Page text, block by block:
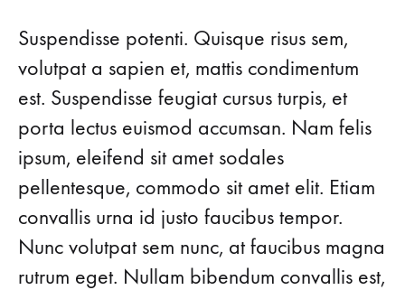
INSTANTLY
UPDATE
ANY
OUTFIT
Suspendisse potenti. Quisque risus sem,
volutpat a sapien et, mattis condimentum
est. Suspendisse feugiat cursus turpis, et
porta lectus euismod accumsan. Nam felis
ipsum, eleifend sit amet sodales
pellentesque, commodo sit amet elit. Etiam
convallis urna id justo faucibus tempor.
Nunc volutpat sem nunc, at faucibus magna
rutrum eget. Nullam bibendum convallis est,